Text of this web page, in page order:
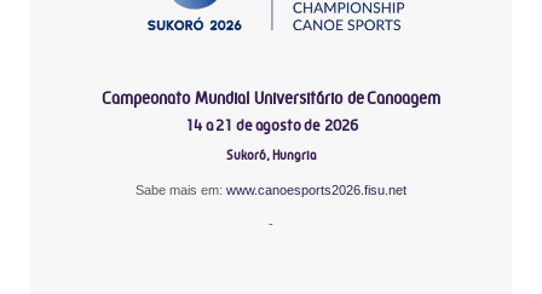
Campeonato Mundial Universitário de Canoagem
14 a 21 de agosto de 2026
Sukoró, Hungria
Sabe mais em: www.canoesports2026.fisu.net
-